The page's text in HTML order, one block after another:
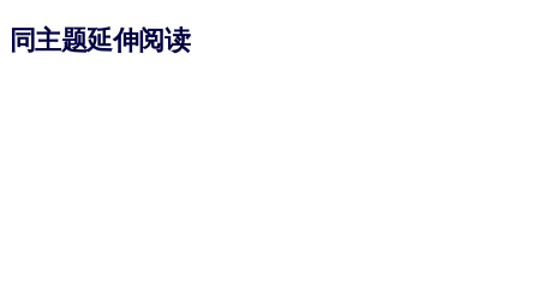
同主题延伸阅读